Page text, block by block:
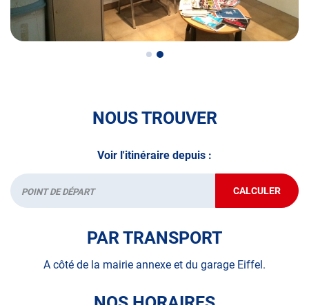
volontaire / partiel
N’attendez plus pour votre sécurité et faire vérifier votre
véhicule : Prenez RDV dans votre
NOUS TROUVER
Voir l'itinéraire depuis :
Départ CALCULER
JUSQU'AU
POINT
PAR TRANSPORT
A côté de la mairie annexe et du garage Eiffel.